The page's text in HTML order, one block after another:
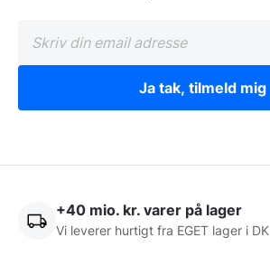
Ja tak, tilmeld mig
+40 mio. kr. varer på lager
Vi leverer hurtigt fra EGET lager i DK